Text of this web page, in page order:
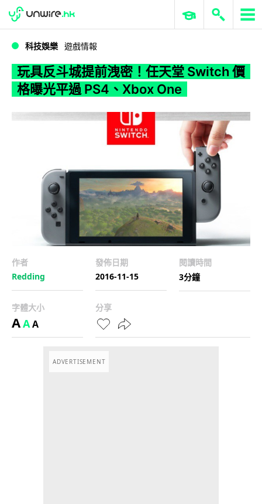
WWDC 2026 ERP 與商業 AI
科技娛樂 遊戲情報
玩具反斗城提前洩密！任天堂 Switch 價
格曝光平過 PS4、Xbox One
作者
Redding
發佈日期
2016-11-15
閱讀時間
3分鐘
字體大小
AAA
分享
ADVERTISEMENT